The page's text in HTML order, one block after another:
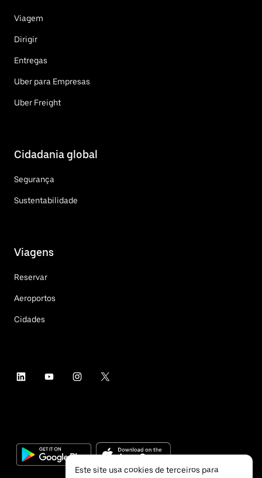
Viagem
Dirigir
Entregas
Uber para Empresas
Uber Freight
Cidadania global
Segurança
Sustentabilidade
Viagens
Reservar
Aeroportos
Cidades
Este site usa cookies de terceiros para